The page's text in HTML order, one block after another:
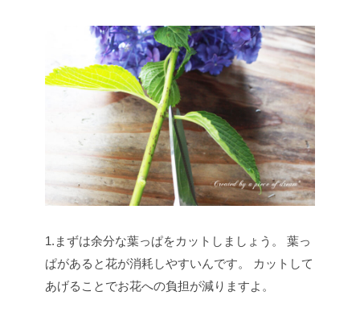
1.まずは余分な葉っぱをカットしましょう。
葉っ
ぱがあると花が消耗しやすいんです。
カットして
あげることでお花への負担が減りますよ。